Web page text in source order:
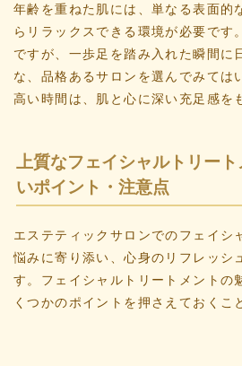
年齢を重ねた肌には、単なる表面的
らリラックスできる環境が必要です
ですが、一歩足を踏み入れた瞬間に
な、品格あるサロンを選んでみては
高い時間は、肌と心に深い充足感を
上質なフェイシャルトリー
いポイント・注意点
エステティックサロンでのフェイシ
悩みに寄り添い、心身のリフレッシ
す。フェイシャルトリートメントの
くつかのポイントを押さえておくこ